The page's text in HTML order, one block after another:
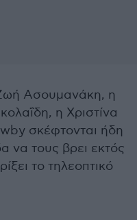
Ασουμανάκη, η
η Χριστίνα
σκέφτονται ήδη
να τους βρει εκτός
το τηλεοπτικό